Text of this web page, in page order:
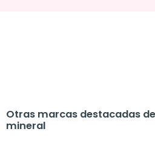
Otras marcas destacadas
mineral